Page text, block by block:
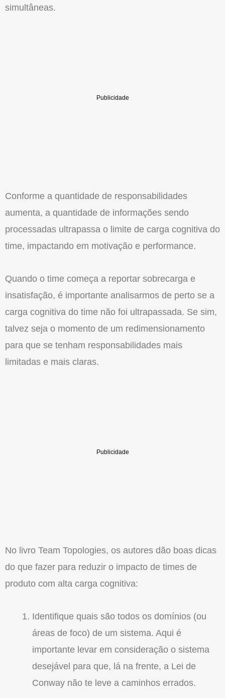
simultâneas.
Conforme a quantidade de responsabilidades
aumenta, a quantidade de informações sendo
processadas ultrapassa o limite de carga cognitiva do
time, impactando em motivação e performance.
Quando o time começa a reportar sobrecarga e
insatisfação, é importante analisarmos de perto se a
carga cognitiva do time não foi ultrapassada. Se sim,
talvez seja o momento de um redimensionamento
para que se tenham responsabilidades mais
limitadas e mais claras.
No livro Team Topologies, os autores dão boas dicas
do que fazer para reduzir o impacto de times de
produto com alta carga cognitiva:
Identifique quais são todos os domínios (ou
áreas de foco) de um sistema. Aqui é
importante levar em consideração o sistema
desejável para que, lá na frente, a Lei de
Conway não te leve a caminhos errados.